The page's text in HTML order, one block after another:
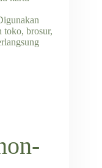
toko, brosur,